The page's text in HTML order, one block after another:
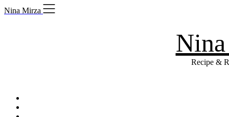
Skip
to
Nina Mirza
Recipe &